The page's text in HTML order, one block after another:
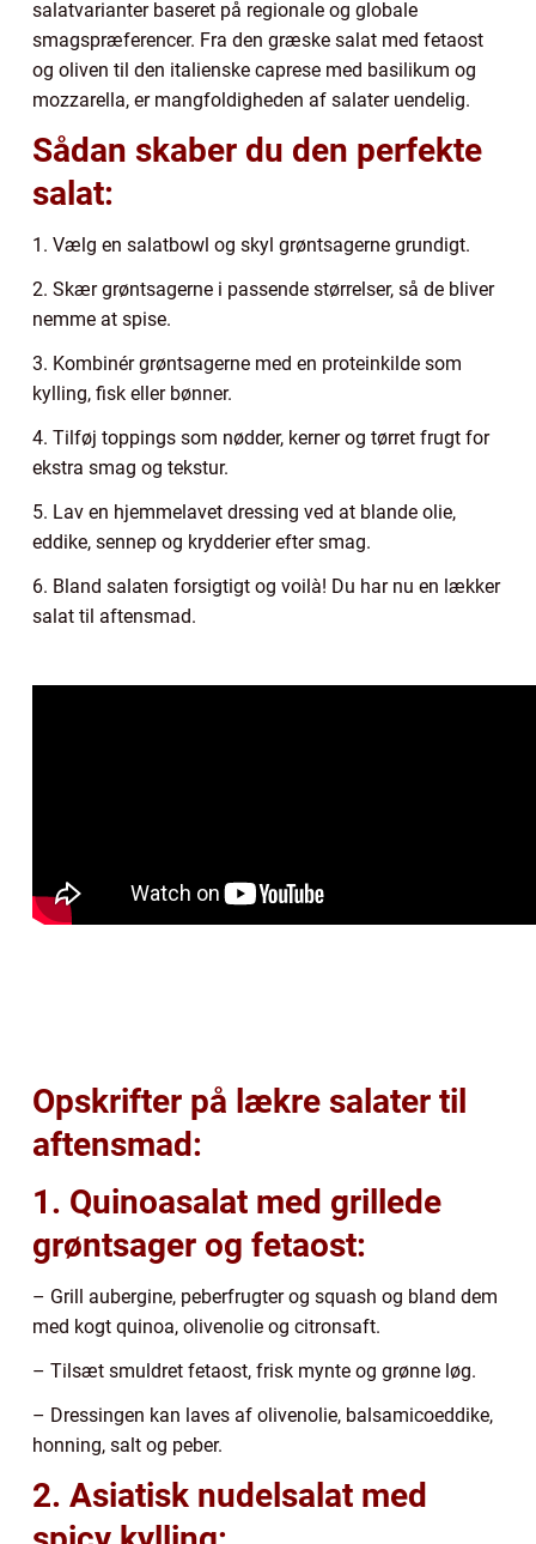
salatvarianter baseret på regionale og globale
smagspræferencer. Fra den græske salat med fetaost
og oliven til den italienske caprese med basilikum og
mozzarella, er mangfoldigheden af salater uendelig.
Sådan skaber du den perfekte
salat:
1. Vælg en salatbowl og skyl grøntsagerne grundigt.
2. Skær grøntsagerne i passende størrelser, så de bliver
nemme at spise.
3. Kombinér grøntsagerne med en proteinkilde som
kylling, fisk eller bønner.
4. Tilføj toppings som nødder, kerner og tørret frugt for
ekstra smag og tekstur.
5. Lav en hjemmelavet dressing ved at blande olie,
eddike, sennep og krydderier efter smag.
6. Bland salaten forsigtigt og voilà! Du har nu en lækker
salat til aftensmad.
Opskrifter på lækre salater til
aftensmad:
1. Quinoasalat med grillede
grøntsager og fetaost:
– Grill aubergine, peberfrugter og squash og bland dem
med kogt quinoa, olivenolie og citronsaft.
– Tilsæt smuldret fetaost, frisk mynte og grønne løg.
– Dressingen kan laves af olivenolie, balsamicoeddike,
honning, salt og peber.
2. Asiatisk nudelsalat med